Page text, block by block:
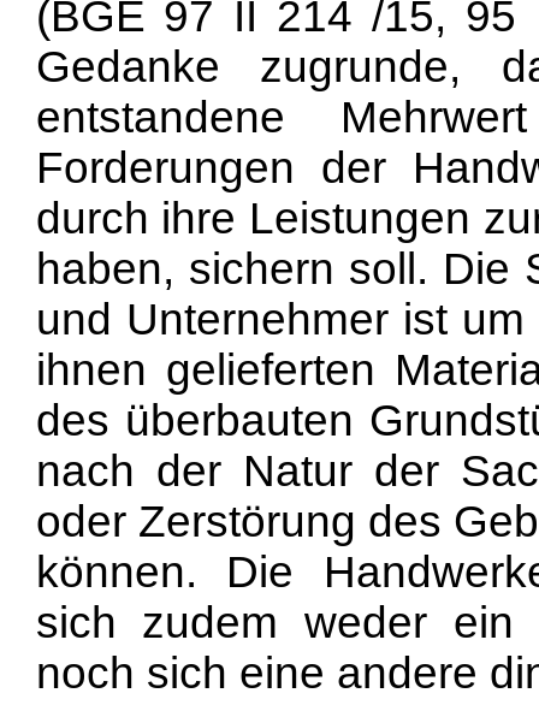
(BGE 97 II 214 /15,
Gedanke zugrunde,
entstandene
Forderungen der
durch ihre Leistungen
haben, sichern soll. Die
und Unternehmer ist
ihnen gelieferten
des überbauten
nach der Natur der
oder Zerstörung des
können. Die
sich zudem weder ein
noch sich eine andere